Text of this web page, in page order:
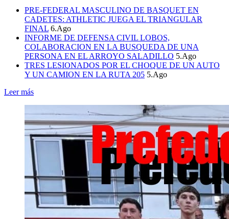
PRE-FEDERAL MASCULINO DE BASQUET EN
CADETES: ATHLETIC JUEGA EL TRIANGULAR
FINAL 6.Ago
INFORME DE DEFENSA CIVIL LOBOS,
COLABORACION EN LA BUSQUEDA DE UNA
PERSONA EN EL ARROYO SALADILLO 5.Ago
TRES LESIONADOS POR EL CHOQUE DE UN AUTO
Y UN CAMION EN LA RUTA 205 5.Ago
Leer más